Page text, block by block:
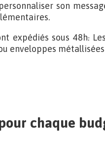
son
expédiés sous 48h.
enveloppes
chaque